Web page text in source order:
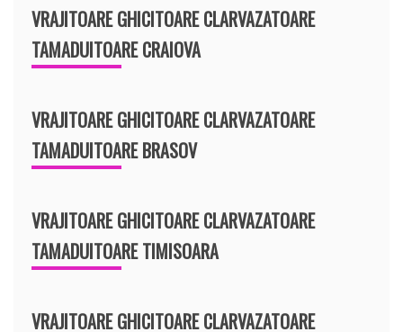
VRAJITOARE GHICITOARE CLARVAZATOARE
TAMADUITOARE CRAIOVA
VRAJITOARE GHICITOARE CLARVAZATOARE
TAMADUITOARE BRASOV
VRAJITOARE GHICITOARE CLARVAZATOARE
TAMADUITOARE TIMISOARA
VRAJITOARE GHICITOARE CLARVAZATOARE